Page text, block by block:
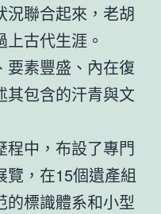
況聯合起來，老胡
古代生涯。
要素豐盛、內在復
其包含的汗青與文
程中，布設了專門
覽，在15個遺產組
的標識體系和小型